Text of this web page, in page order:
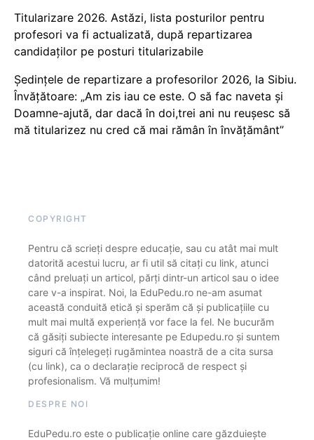
Titularizare 2026. Astăzi, lista posturilor pentru
profesori va fi actualizată, după repartizarea
candidaților pe posturi titularizabile
Ședințele de repartizare a profesorilor 2026, la Sibiu.
Învățătoare: „Am zis iau ce este. O să fac naveta și
Doamne-ajută, dar dacă în doi,trei ani nu reușesc să
mă titularizez nu cred că mai rămân în învățământ”
COPYRIGHT
Pentru că scrieți despre educație, sau cu atât mai mult
datorită acestui lucru, ar fi util să citați cu link, atunci
când preluați un articol, părți dintr-un articol sau o idee
care v-a inspirat. Noi, la EduPedu.ro ne-am asumat
această conduită etică și sperăm că și publicațiile cu
mult mai multă experiență vor face la fel. Ne bucurăm
că găsiți subiecte interesante pe Edupedu.ro și suntem
siguri că înțelegeți rugămintea noastră de a cita sursa
(cu link), ca o declarație reciprocă de respect și
profesionalism. Vă mulțumim!
DESPRE NOI
EduPedu.ro este o publicație online care găzduiește